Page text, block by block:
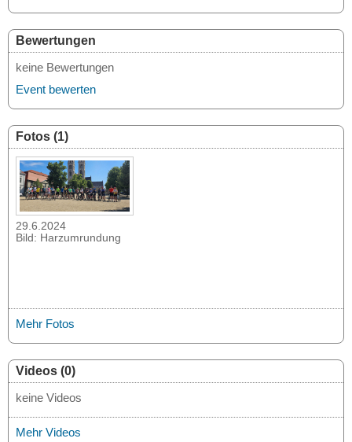
Bewertungen
keine Bewertungen
Event bewerten
Fotos (1)
29.6.2024
Bild: Harzumrundung
Mehr Fotos
Videos (0)
keine Videos
Mehr Videos